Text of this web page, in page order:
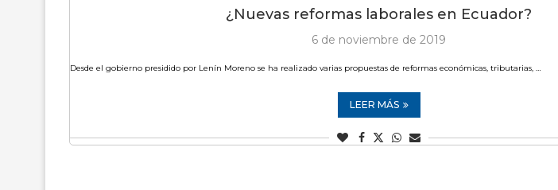
¿Nuevas reformas laborales en Ecuador?
6 de noviembre de 2019
Desde el gobierno presidido por Lenín Moreno se ha realizado varias propuestas de reformas económicas, tributarias, …
LEER MÁS